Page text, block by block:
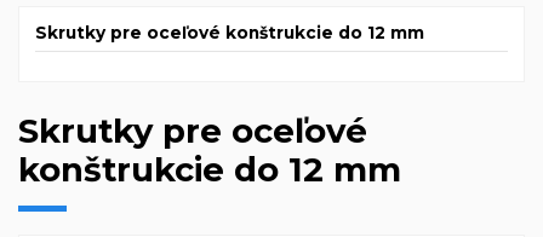
Skrutky pre oceľové
konštrukcie do 12 mm
Skrutky pre oceľové konštrukcie do 12 mm